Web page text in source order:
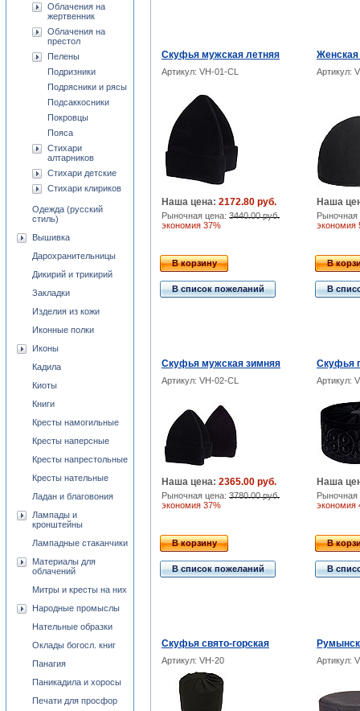
Скуфья мужская летняя Женская
Артикул: VH-01-CL Артикул:
Наша цена: 2172.80 руб.
Рыночная цена: 3440.00 руб.
экономия 37%
Наша
экономия
В корзину
В список пожеланий
В
В
Скуфья мужская зимняя Скуфья
Артикул: VH-02-CL Артикул:
Наша цена: 2365.00 руб.
Рыночная цена: 3780.00 руб.
экономия 37%
Наша
экономия
В корзину
В список пожеланий
В
В
Скуфья свято-горская
Артикул: VH-20 Артикул:
Облачения на
жертвенник
Облачения на
престол
Пелены
Подризники
Подрясники и рясы
Подсаккосники
Покровцы
Пояса
Стихари
алтарников
Стихари детские
Стихари клириков
Одежда (русский
стиль)
Вышивка
Дарохранительницы
Дикирий и трикирий
Закладки
Изделия из кожи
Иконные полки
Иконы
Кадила
Киоты
Книги
Кресты намогильные
Кресты наперсные
Кресты напрестольные
Кресты нательные
Ладан и благовония
Лампады и
кронштейны
Лампадные стаканчики
Материалы для
облачений
Митры и кресты на них
Народные промыслы
Нательные образки
Оклады богосл. книг
Панагия
Паникадила и хоросы
Печати для просфор